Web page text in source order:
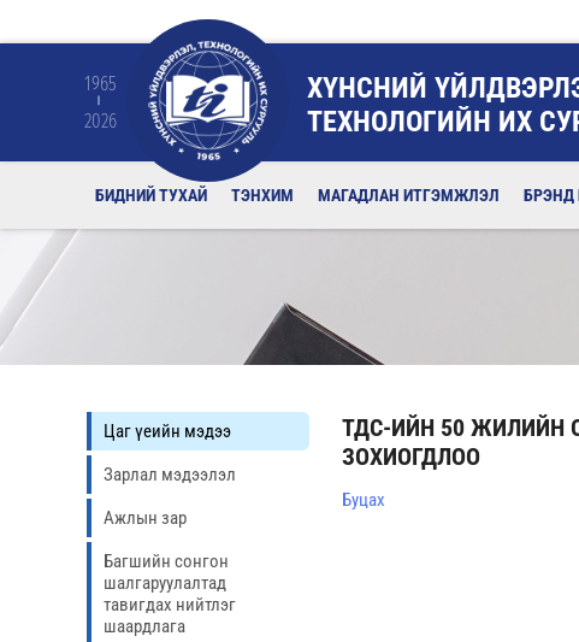
1965
2026
ХҮНСНИЙ
ТЕХНОЛОГИЙН ИХ
БИДНИЙ ТУХАЙ ТЭНХИМ МАГАДЛАН ИТГЭМЖЛЭЛ БРЭНД
Цаг үеийн мэдээ
Зарлал мэдээлэл
Ажлын зар
Багшийн сонгон
шалгаруулалтад
тавигдах нийтлэг
шаардлага
ТДС-ИЙН 50
ЗОХИОГДЛОО
Буцах